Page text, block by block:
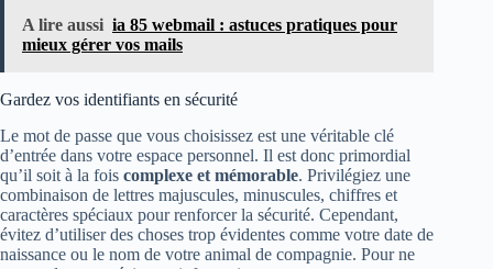
A lire aussi ia 85 webmail : astuces pratiques pour
mieux gérer vos mails
Gardez vos identifiants en sécurité
Le mot de passe que vous choisissez est une véritable clé
d’entrée dans votre espace personnel. Il est donc primordial
qu’il soit à la fois complexe et mémorable. Privilégiez une
combinaison de lettres majuscules, minuscules, chiffres et
caractères spéciaux pour renforcer la sécurité. Cependant,
évitez d’utiliser des choses trop évidentes comme votre date de
naissance ou le nom de votre animal de compagnie. Pour ne